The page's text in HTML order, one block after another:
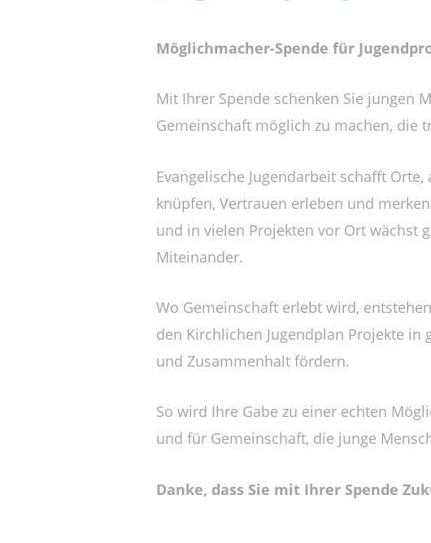
Möglichmacher-Spende für
Mit Ihrer Spende schenken Sie jungen
Gemeinschaft möglich zu machen, die
Evangelische Jugendarbeit schafft
knüpfen, Vertrauen erleben und
und in vielen Projekten vor Ort wächst
Miteinander.
Wo Gemeinschaft erlebt wird,
den Kirchlichen Jugendplan Projekte in
und Zusammenhalt fördern.
So wird Ihre Gabe zu einer echten
und für Gemeinschaft, die junge
Danke, dass Sie mit Ihrer Spende